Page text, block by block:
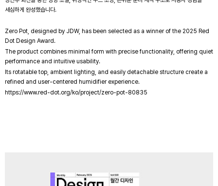
세심하게 완성했습니다.
Zero Pot, designed by JDW, has been selected as a winner of the 2025 Red
Dot Design Award.
The product combines minimal form with precise functionality, offering quiet
performance and intuitive usability.
Its rotatable top, ambient lighting, and easily detachable structure create a
refined and user-centered humidifier experience.
https://www.red-dot.org/ko/project/zero-pot-80835